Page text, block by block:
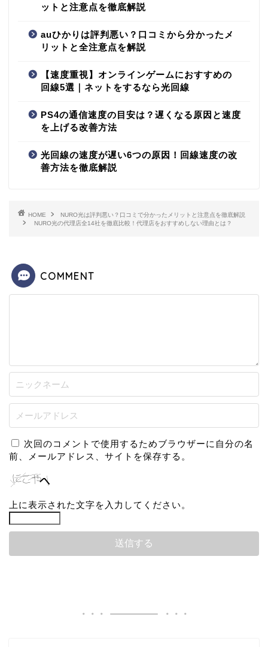
ットと注意点を徹底解説
auひかりは評判悪い？口コミから分かったメ
リットと全注意点を解説
【速度重視】オンラインゲームにおすすめの
回線5選｜ネットをするなら光回線
PS4の通信速度の目安は？遅くなる原因と速度
を上げる改善方法
光回線の速度が遅い6つの原因！回線速度の改
善方法を徹底解説
HOME
NURO光は評判悪い？口コミで分かったメリットと注意点を徹底解説
NURO光の代理店全14社を徹底比較！代理店をおすすめしない理由とは？
COMMENT
次回のコメントで使用するためブラウザーに自分の名
前、メールアドレス、サイトを保存する。
上に表示された文字を入力してください。